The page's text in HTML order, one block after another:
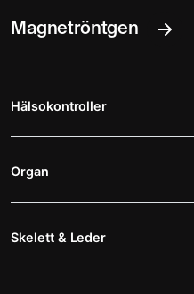
Magnetröntgen
Hälsokontroller
Organ
Skelett & Leder